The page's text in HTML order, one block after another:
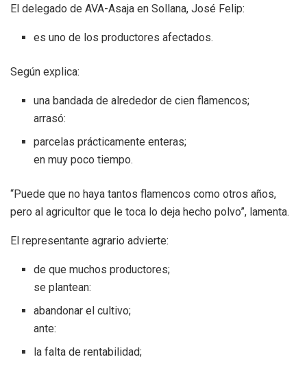
El delegado de AVA-Asaja en Sollana, José Felip:
es uno de los productores afectados.
Según explica:
una bandada de alrededor de cien flamencos;
arrasó:
parcelas prácticamente enteras;
en muy poco tiempo.
“Puede que no haya tantos flamencos como otros años,
pero al agricultor que le toca lo deja hecho polvo”, lamenta.
El representante agrario advierte:
de que muchos productores;
se plantean:
abandonar el cultivo;
ante:
la falta de rentabilidad;